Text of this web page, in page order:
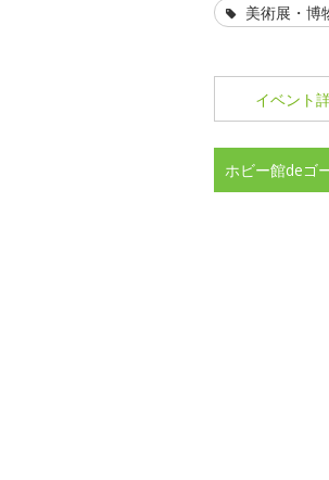
美術展・博
イベント
ホビー館deゴ